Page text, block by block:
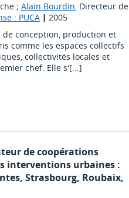
; Alain Bourdin, Directeur de
: PUCA| 2005
conception, production et
comme les espaces collectifs
collectivités locales et
chef. Elle s'[...]
de coopérations
interventions urbaines :
Strasbourg, Roubaix,